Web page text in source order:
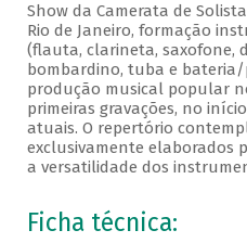
Show da Camerata de
Rio de Janeiro, formação
(flauta, clarineta, saxofone,
bombardino, tuba e
produção musical popular
primeiras gravações, no
atuais. O repertório
exclusivamente elaborados
a versatilidade dos
Ficha técnica: